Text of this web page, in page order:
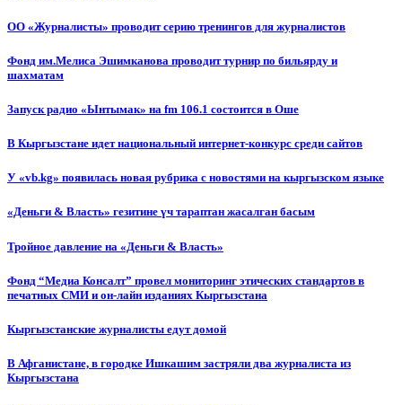
ОО «Журналисты» проводит серию тренингов для журналистов
Фонд им.Мелиса Эшимканова проводит турнир по бильярду и
шахматам
Запуск радио «Ынтымак» на fm 106.1 состоится в Оше
В Кыргызстане идет национальный интернет-конкурс среди сайтов
У «vb.kg» появилась новая рубрика с новостями на кыргызском языке
«Деньги & Власть» гезитине үч тараптан жасалган басым
Тройное давление на «Деньги & Власть»
Фонд “Медиа Консалт” провел мониторинг этических стандартов в
печатных СМИ и он-лайн изданиях Кыргызстана
Кыргызстанские журналисты едут домой
В Афганистане, в городке Ишкашим застряли два журналиста из
Кыргызстана